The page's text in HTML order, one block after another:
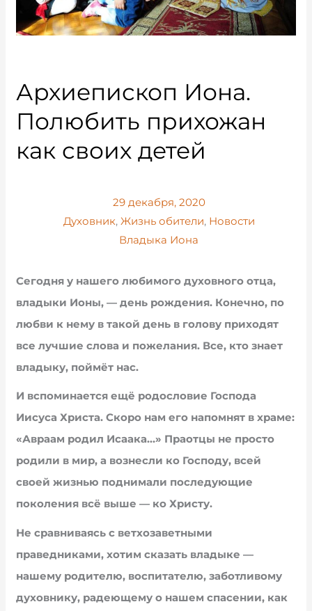
Архиепископ Иона.
Полюбить прихожан
как своих детей
29 декабря, 2020
Духовник, Жизнь обители, Новости
Владыка Иона
Сегодня у нашего любимого духовного отца,
владыки Ионы, — день рождения. Конечно, по
любви к нему в такой день в голову приходят
все лучшие слова и пожелания. Все, кто знает
владыку, поймёт нас.
И вспоминается ещё родословие Господа
Иисуса Христа. Скоро нам его напомнят в храме:
«Авраам родил Исаака…» Праотцы не просто
родили в мир, а вознесли ко Господу, всей
своей жизнью поднимали последующие
поколения всё выше — ко Христу.
Не сравниваясь с ветхозаветными
праведниками, хотим сказать владыке —
нашему родителю, воспитателю, заботливому
духовнику, радеющему о нашем спасении, как